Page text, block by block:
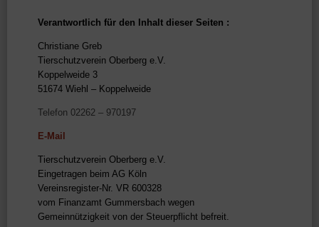
Verantwortlich für den Inhalt dieser Seiten :
Christiane Greb
Tierschutzverein Oberberg e.V.
Koppelweide 3
51674 Wiehl – Koppelweide
Telefon 02262 – 970197
E-Mail
Tierschutzverein Oberberg e.V.
Eingetragen beim AG Köln
Vereinsregister-Nr. VR 600328
vom Finanzamt Gummersbach wegen
Gemeinnützigkeit von der Steuerpflicht befreit.